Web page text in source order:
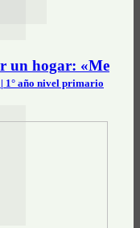
1° año nivel primario
un hogar: «Me